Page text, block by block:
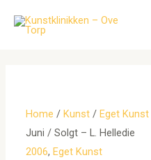
Home /Kunst /Eget Kunst
Juni / Solgt – L. Helledie
2006,Eget Kunst